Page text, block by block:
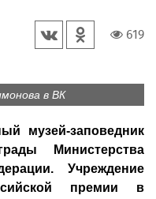
619
в ВК
музей-заповедник
Министерства
Учреждение
премии в